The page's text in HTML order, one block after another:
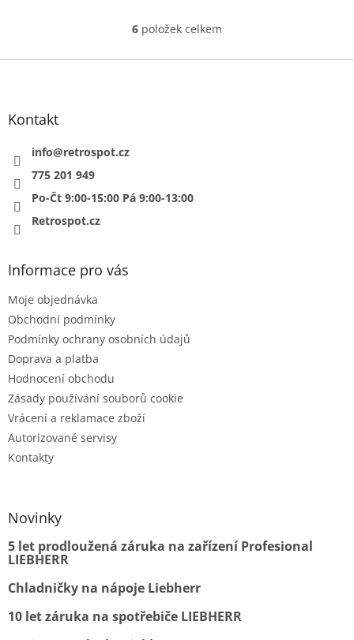
O
l
k
6 položek celkem
Z
Kontakt
info@retrospot.cz
775 201 949
Po-Čt 9:00-15:00 Pá 9:00-13:00
Retrospot.cz
Informace pro vás
Moje objednávka
Obchodní podmínky
Podmínky ochrany osobních údajů
Doprava a platba
Hodnocení obchodu
Zásady používání souborů cookie
Vrácení a reklamace zboží
Autorizované servisy
Kontakty
Novinky
5 let prodloužená záruka na zařízení Profesional
LIEBHERR
Chladničky na nápoje Liebherr
10 let záruka na spotřebiče LIEBHERR